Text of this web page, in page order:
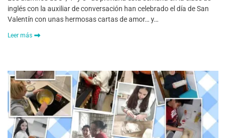
inglés con la auxiliar de conversación han celebrado el día de San
Valentín con unas hermosas cartas de amor… y…
Leer más